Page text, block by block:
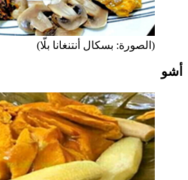
(الصورة: بسكال أنتنغانا بلّا)
أشو